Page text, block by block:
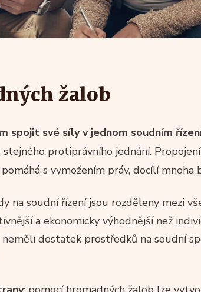
žalob
spojit své síly v jednom soudním
protiprávního jednání.
s vymožením práv, docílí mnoha
na soudní řízení jsou rozděleny mezi
a ekonomicky výhodnější než
dostatek prostředků na soudní